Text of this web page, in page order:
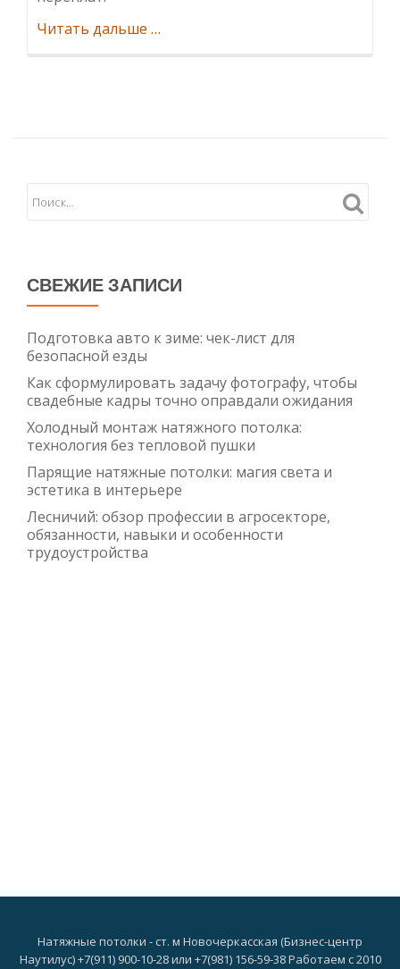
Читать дальше ИнформацияКонтрактные
качество
надёжность
…
СВЕЖИЕ ЗАПИСИ
Подготовка авто к зиме: чек-лист для
безопасной езды
Как сформулировать задачу фотографу, чтобы
свадебные кадры точно оправдали ожидания
Холодный монтаж натяжного потолка:
технология без тепловой пушки
Парящие натяжные потолки: магия света и
эстетика в интерьере
Лесничий: обзор профессии в агросекторе,
обязанности, навыки и особенности
трудоустройства
Натяжные потолки - ст. м Новочеркасская (Бизнес-центр
Наутилус) +7(911) 900-10-28 или +7(981) 156-59-38 Работаем с 2010